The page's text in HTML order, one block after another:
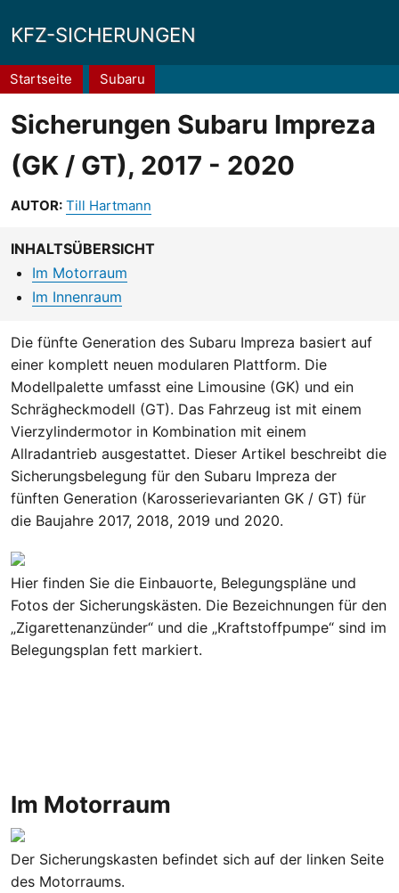
KFZ-SICHERUNGEN
Pfadnavigation
Startseite Subaru
Sicherungen Subaru Impreza
(GK / GT), 2017 - 2020
AUTOR: Till Hartmann
INHALTSÜBERSICHT
Im Motorraum
Im Innenraum
Die fünfte Generation des Subaru Impreza basiert auf
einer komplett neuen modularen Plattform. Die
Modellpalette umfasst eine Limousine (GK) und ein
Schrägheckmodell (GT). Das Fahrzeug ist mit einem
Vierzylindermotor in Kombination mit einem
Allradantrieb ausgestattet. Dieser Artikel beschreibt die
Sicherungsbelegung für den Subaru Impreza der
fünften Generation (Karosserievarianten GK / GT) für
die Baujahre 2017, 2018, 2019 und 2020.
Hier finden Sie die Einbauorte, Belegungspläne und
Fotos der Sicherungskästen. Die Bezeichnungen für den
„Zigarettenanzünder“ und die „Kraftstoffpumpe“ sind im
Belegungsplan fett markiert.
Im Motorraum
Der Sicherungskasten befindet sich auf der linken Seite
des Motorraums.